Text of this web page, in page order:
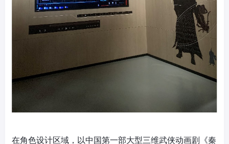
在角色设计区域，以中国第一部大型三维武侠动画剧《秦